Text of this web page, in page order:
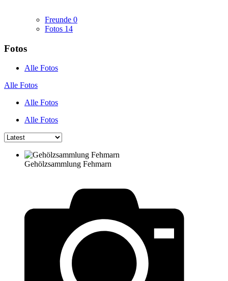
Freunde 0
Fotos 14
Fotos
Alle Fotos
Alle Fotos
Alle Fotos
Alle Fotos
Gehölzsammlung Fehmarn